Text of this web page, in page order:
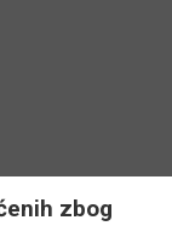
zbog